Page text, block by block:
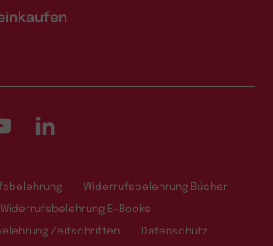
LinkedIn
Widerrufsbelehrung Bücher
Widerrufsbelehrung E-Books
Zeitschriften Datenschutz